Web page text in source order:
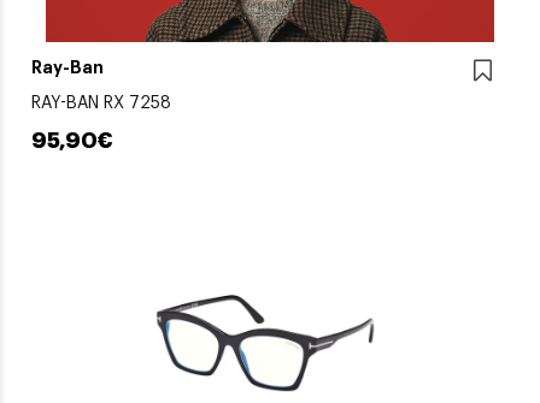
Ray-Ban
RAY-BAN RX 7258
95,90€